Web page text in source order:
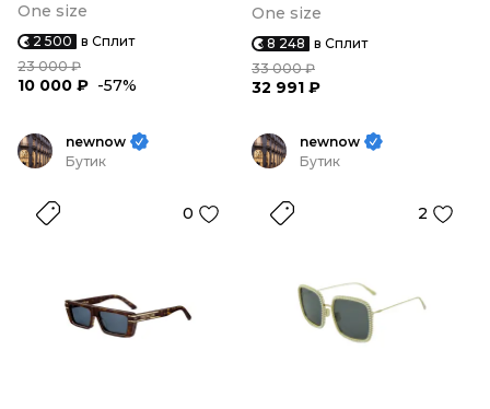
One size
2 500 в Сплит
23 000 ₽
10 000 ₽ -57%
One size
8 248 в Сплит
33 000 ₽
32 991 ₽
newnow
Бутик
0
newnow
Бутик
2